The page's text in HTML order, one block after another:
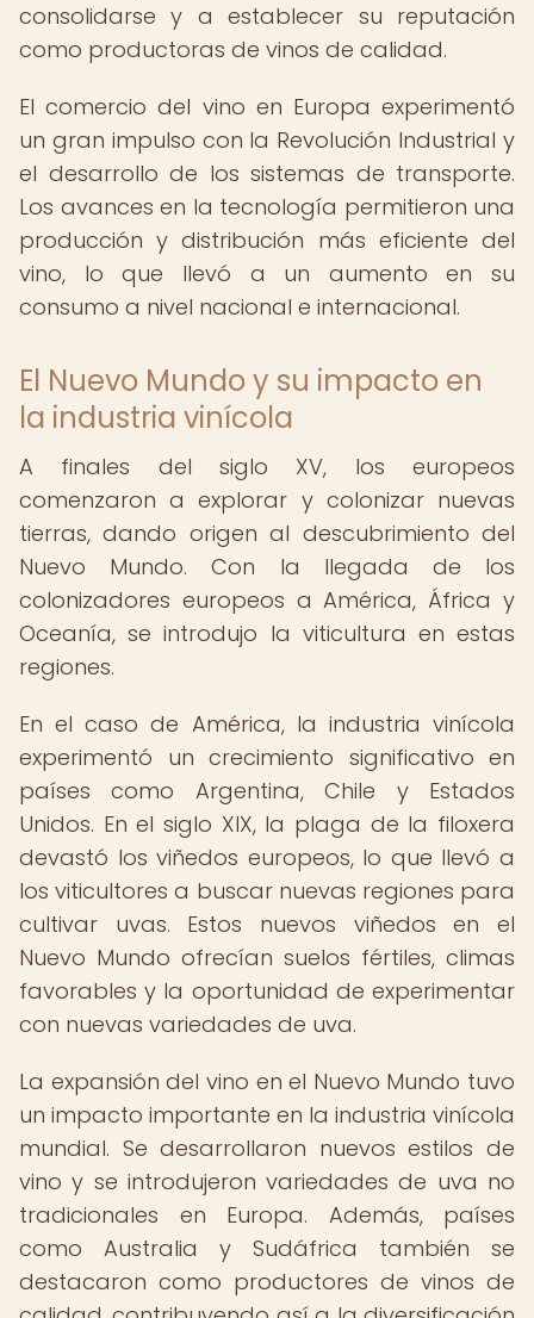
consolidarse y a establecer su reputación
como productoras de vinos de calidad.
El comercio del vino en Europa experimentó
un gran impulso con la Revolución Industrial y
el desarrollo de los sistemas de transporte.
Los avances en la tecnología permitieron una
producción y distribución más eficiente del
vino, lo que llevó a un aumento en su
consumo a nivel nacional e internacional.
El Nuevo Mundo y su impacto en
la industria vinícola
A finales del siglo XV, los europeos
comenzaron a explorar y colonizar nuevas
tierras, dando origen al descubrimiento del
Nuevo Mundo. Con la llegada de los
colonizadores europeos a América, África y
Oceanía, se introdujo la viticultura en estas
regiones.
En el caso de América, la industria vinícola
experimentó un crecimiento significativo en
países como Argentina, Chile y Estados
Unidos. En el siglo XIX, la plaga de la filoxera
devastó los viñedos europeos, lo que llevó a
los viticultores a buscar nuevas regiones para
cultivar uvas. Estos nuevos viñedos en el
Nuevo Mundo ofrecían suelos fértiles, climas
favorables y la oportunidad de experimentar
con nuevas variedades de uva.
La expansión del vino en el Nuevo Mundo tuvo
un impacto importante en la industria vinícola
mundial. Se desarrollaron nuevos estilos de
vino y se introdujeron variedades de uva no
tradicionales en Europa. Además, países
como Australia y Sudáfrica también se
destacaron como productores de vinos de